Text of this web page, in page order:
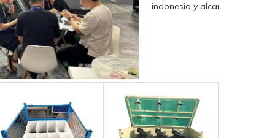
indonesio y alcanza un